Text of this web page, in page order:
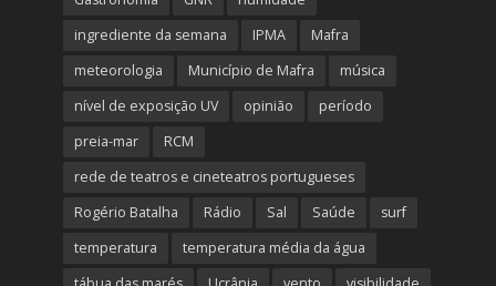
ingrediente da semana
IPMA
Mafra
meteorologia
Município de Mafra
música
nível de exposição UV
opinião
período
preia-mar
RCM
rede de teatros e cineteatros portugueses
Rogério Batalha
Rádio Sal Saúde
surf
temperatura
temperatura média da água